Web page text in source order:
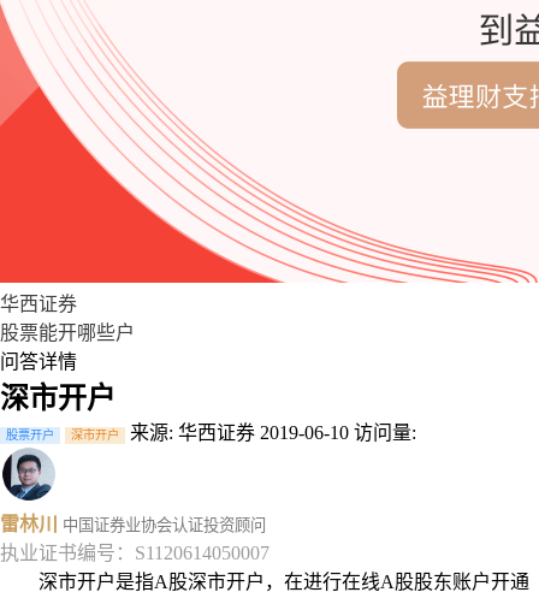
华西证券
股票能开哪些户
问答详情
深市开户
股票开户 深市开户 来源: 华西证券 2019-06-10 访问量:
雷林川 中国证券业协会认证投资顾问
执业证书编号：S1120614050007
深市开户是指A股深市开户，在进行在线A股股东账户开通